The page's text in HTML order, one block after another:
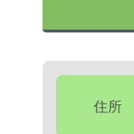
住所